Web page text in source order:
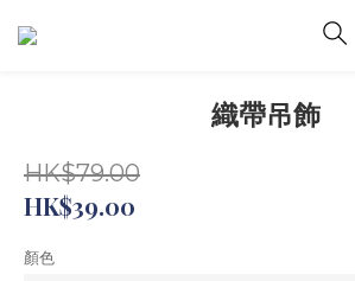
織帶吊飾
HK$79.00
HK$39.00
顏色